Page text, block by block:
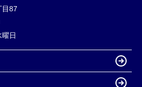
目87
日